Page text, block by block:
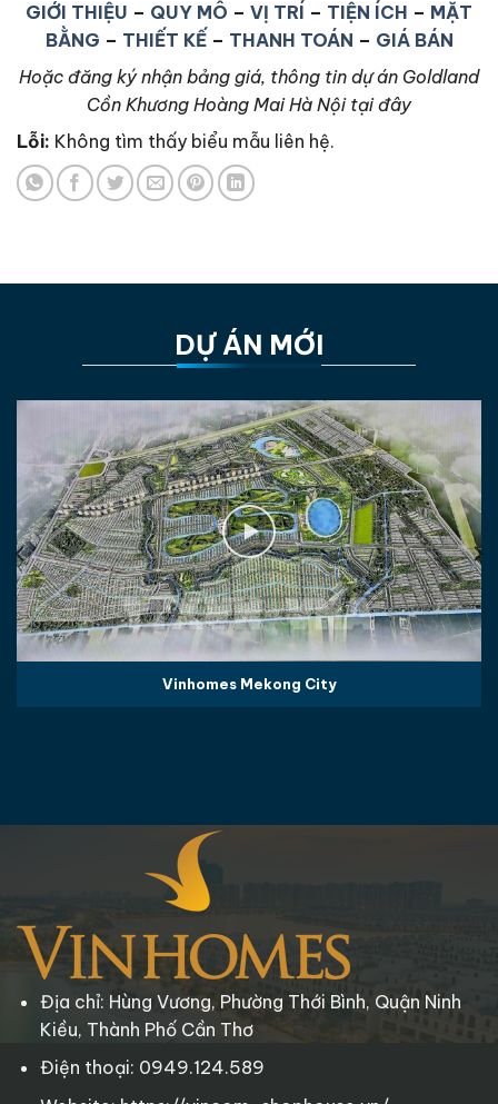
GIỚI THIỆU – QUY MÔ – VỊ TRÍ – TIỆN ÍCH – MẶT
BẰNG – THIẾT KẾ– THANH TOÁN – GIÁ BÁN
Hoặc đăng ký nhận bảng giá, thông tin dự án Goldland
Cồn Khương Hoàng Mai Hà Nội tại đây
Lỗi: Không tìm thấy biểu mẫu liên hệ.
DỰ ÁN MỚI
Vinhomes Mekong City
Địa chỉ: Hùng Vương, Phường Thới Bình, Quận Ninh
Kiều, Thành Phố Cần Thơ
Điện thoại: 0949.124.589